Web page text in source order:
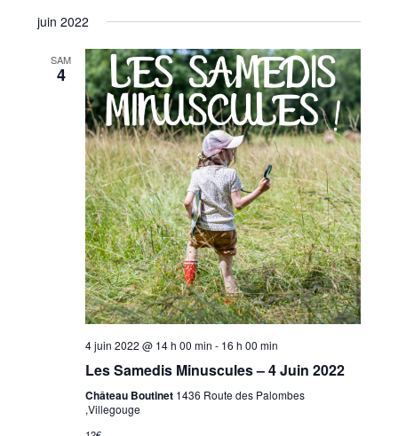
juin 2022
SAM
4
4 juin 2022 @ 14 h 00 min - 16 h 00 min
Les Samedis Minuscules – 4 Juin 2022
Château Boutinet 1436 Route des Palombes
,Villegouge